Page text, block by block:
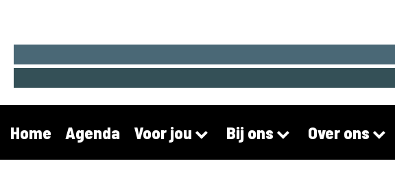
Home Agenda Voor jou Bij ons Over ons